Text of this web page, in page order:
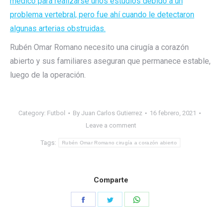
problema vertebral, pero fue ahí cuando le detectaron
algunas arterias obstruidas.
Rubén Omar Romano necesito una cirugía a corazón
abierto y sus familiares aseguran que permanece estable,
luego de la operación.
Category: Futbol By Juan Carlos Gutierrez
16 febrero, 2021
Leave a comment
Tags: Rubén Omar Romano cirugía a corazón abierto
Comparte
Share